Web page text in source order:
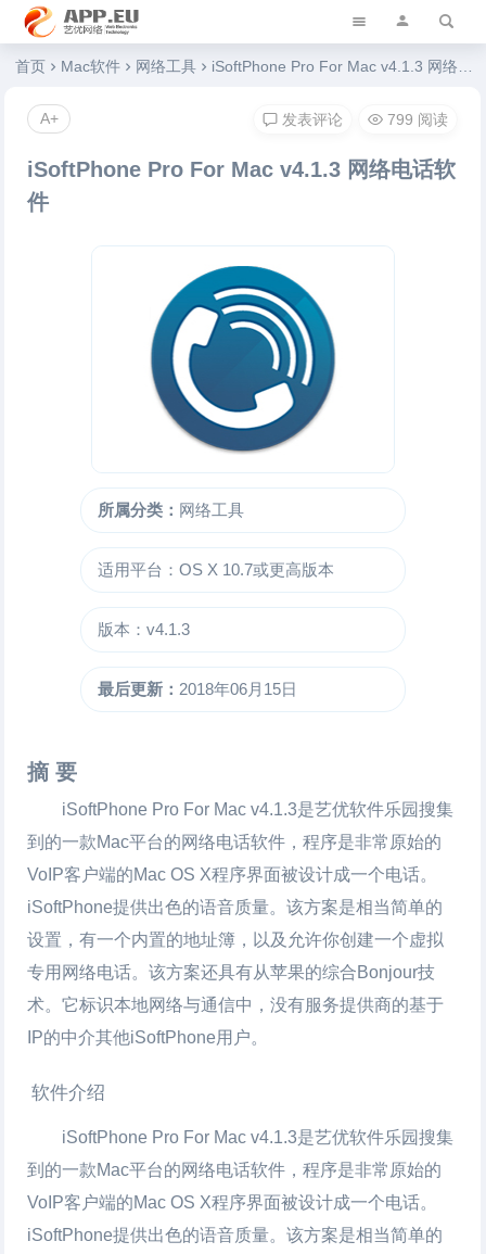
艺优软件乐园
首页 Mac软件 网络工具 iSoftPhone Pro For Mac v4.1.3 网络电话软件
iSoftPhone Pro For Mac v4.1.3 网络电话软
件
所属分类： 网络工具
适用平台：OS X 10.7或更高版本
版本：v4.1.3
最后更新： 2018年06月15日
摘 要
iSoftPhone Pro For Mac v4.1.3是艺优软件乐园搜集
到的一款Mac平台的网络电话软件，程序是非常原始的
VoIP客户端的Mac OS X程序界面被设计成一个电话。
iSoftPhone提供出色的语音质量。该方案是相当简单的
设置，有一个内置的地址簿，以及允许你创建一个虚拟
专用网络电话。该方案还具有从苹果的综合Bonjour技
术。它标识本地网络与通信中，没有服务提供商的基于
IP的中介其他iSoftPhone用户。
软件介绍
iSoftPhone Pro For Mac v4.1.3是艺优软件乐园搜集
到的一款Mac平台的网络电话软件，程序是非常原始的
VoIP客户端的Mac OS X程序界面被设计成一个电话。
iSoftPhone提供出色的语音质量。该方案是相当简单的
发表评论 799 阅读
A+